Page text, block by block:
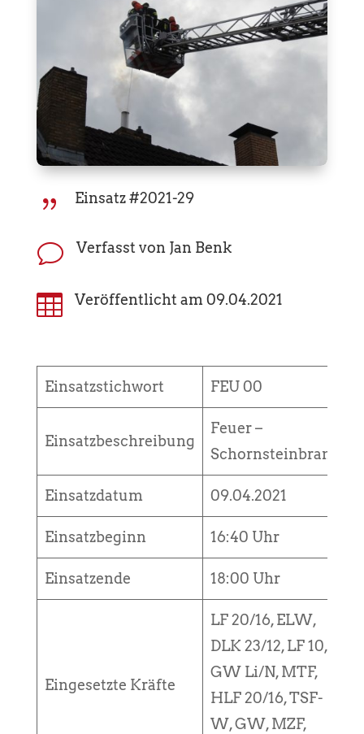
{ Einsatz #2021-29
v Verfasst von Jan Benk
 Veröffentlicht am 09.04.2021
Einsatzstichwort FEU 00
Einsatzbeschreibung
Feuer –
Schornsteinbrand
Einsatzdatum 09.04.2021
Einsatzbeginn 16:40 Uhr
Einsatzende 18:00 Uhr
Eingesetzte Kräfte
LF 20/16, ELW,
DLK 23/12, LF 10,
GW Li/N, MTF,
HLF 20/16, TSF-
W, GW, MZF,